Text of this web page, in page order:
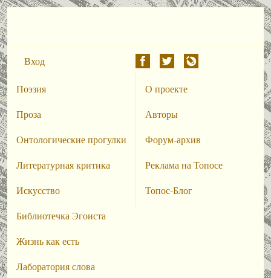
Вход
Поэзия
Проза
Онтологические прогулки
Литературная критика
Искусство
Библиотечка Эгоиста
Жизнь как есть
Лаборатория слова
О проекте
Авторы
Форум-архив
Реклама на Топосе
Топос-Блог